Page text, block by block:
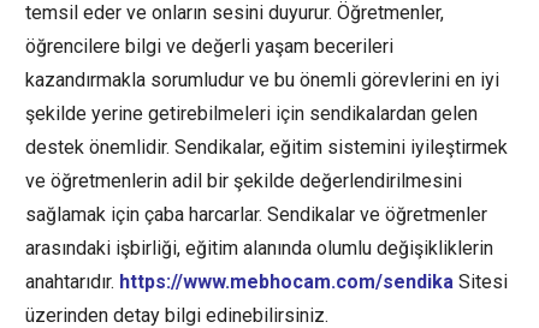
temsil eder ve onların sesini duyurur. Öğretmenler,
öğrencilere bilgi ve değerli yaşam becerileri
kazandırmakla sorumludur ve bu önemli görevlerini en iyi
şekilde yerine getirebilmeleri için sendikalardan gelen
destek önemlidir. Sendikalar, eğitim sistemini iyileştirmek
ve öğretmenlerin adil bir şekilde değerlendirilmesini
sağlamak için çaba harcarlar. Sendikalar ve öğretmenler
arasındaki işbirliği, eğitim alanında olumlu değişikliklerin
anahtarıdır. https://www.mebhocam.com/sendika Sitesi
üzerinden detay bilgi edinebilirsiniz.